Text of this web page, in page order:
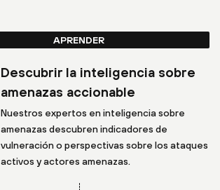
APRENDER
Descubrir la inteligencia sobre
amenazas accionable
Nuestros expertos en inteligencia sobre
amenazas descubren indicadores de
vulneración o perspectivas sobre los ataques
activos y actores amenazas.